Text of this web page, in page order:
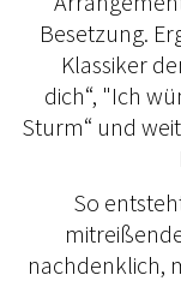
Besetzung.
Klassiker
dich“, "Ich
Sturm“ und
So
nachdenklich,